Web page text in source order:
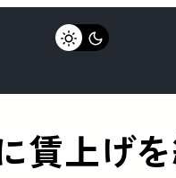
賃上げ